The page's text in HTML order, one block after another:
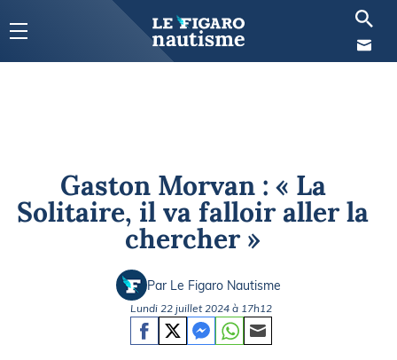
Gaston Morvan : « La
Solitaire, il va falloir aller la
chercher »
Par Le Figaro Nautisme
Lundi 22 juillet 2024 à 17h12